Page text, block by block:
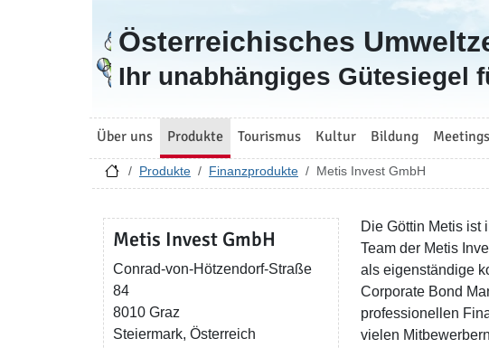
Zur Startseite
Österreichisches
Ihr unabhängiges Gütesiegel
Über uns Produkte Tourismus Kultur Bildung
Produkte Finanzprodukte Metis Invest GmbH
Metis Invest GmbH
Conrad-von-Hötzendorf-Straße
84
8010 Graz
Steiermark, Österreich
Die Göttin Metis ist
Team der Metis
als eigenständige
Corporate Bond
professionellen
vielen